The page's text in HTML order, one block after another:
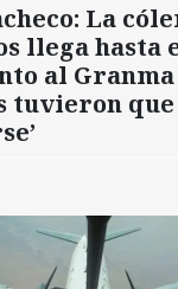
La
llega hasta
al Granma
tuvieron que